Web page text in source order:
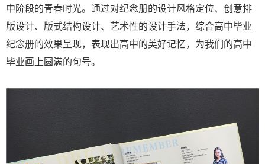
中阶段的青春时光。通过对纪念册的设计风格定位、创意排
版设计、版式结构设计、艺术性的设计手法，综合高中毕业
纪念册的效果呈现，表现出高中的美好记忆，为我们的高中
毕业画上圆满的句号。